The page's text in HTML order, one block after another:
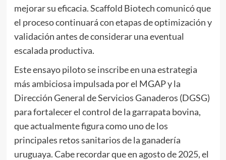
mejorar su eficacia. Scaffold Biotech comunicó que
el proceso continuará con etapas de optimización y
validación antes de considerar una eventual
escalada productiva.
Este ensayo piloto se inscribe en una estrategia
más ambiciosa impulsada por el MGAP y la
Dirección General de Servicios Ganaderos (DGSG)
para fortalecer el control de la garrapata bovina,
que actualmente figura como uno de los
principales retos sanitarios de la ganadería
uruguaya. Cabe recordar que en agosto de 2025, el